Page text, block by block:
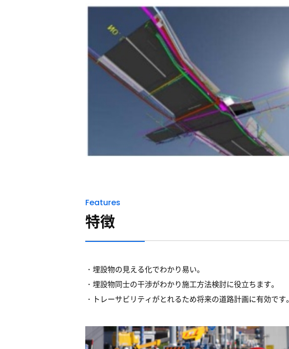
Features
特徴
埋設物の見える化でわかり易い。
埋設物同士の干渉がわかり施工方法検討に役立ちます。
トレーサビリティがとれるため将来の道路計画に有効です。